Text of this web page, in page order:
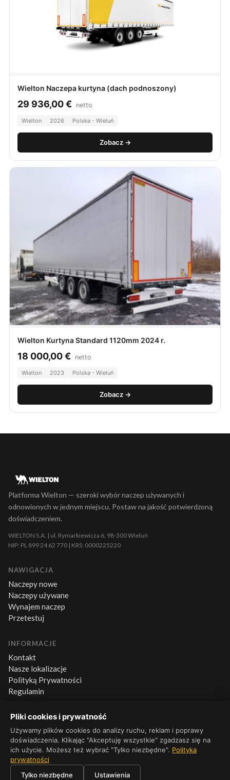
Wielton Naczepa kurtyna (dach podnoszony)
29 936,00€ netto
Wielton 2026 Polska - Wieluń
Zobacz →
Wielton Kurtyna Standard 1120mm 2024 r.
18 000,00€ netto
Wielton 2023 Polska - Wieluń
Zobacz →
Pliki cookies i prywatność
Używamy plików cookies do analizy ruchu, reklam i poprawy
doświadczenia. Klikając "Akceptuję wszystkie" zgadzasz się na
ich użycie. Możesz też wybrać "Tylko niezbędne". Polityka
prywatności
Tylko niezbędne
Ustawienia
Platforma Wielton — szeroki wybór naczep używanych i
odnowionych w jednym miejscu. Postaw na jakość potwierdzoną
doświadczeniem.
WIELTON S.A. | ul. Rymarkiewicza 6, 98-300 Wieluń
NIP: PL 899 24 62 770 | KRS: 0000225220
NAWIGACJA
Naczepy nowe
Naczepy używane
Wynajem naczep
Przetestuj
INFORMACJE
Kontakt
Nasze lokalizacje
Polityką Prywatności
Regulamin
KONTAKT
+48 660 500 600
Pn–Pt 8:00–16:00